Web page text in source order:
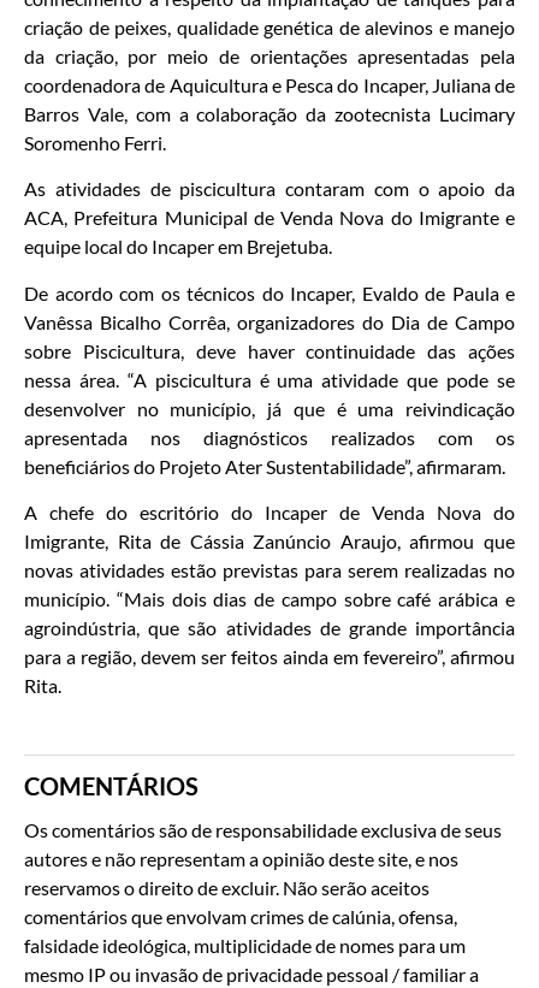
criação de peixes, qualidade genética de alevinos e manejo
da criação, por meio de orientações apresentadas pela
coordenadora de Aquicultura e Pesca do Incaper, Juliana de
Barros Vale, com a colaboração da zootecnista Lucimary
Soromenho Ferri.
As atividades de piscicultura contaram com o apoio da
ACA, Prefeitura Municipal de Venda Nova do Imigrante e
equipe local do Incaper em Brejetuba.
De acordo com os técnicos do Incaper, Evaldo de Paula e
Vanêssa Bicalho Corrêa, organizadores do Dia de Campo
sobre Piscicultura, deve haver continuidade das ações
nessa área. “A piscicultura é uma atividade que pode se
desenvolver no município, já que é uma reivindicação
apresentada nos diagnósticos realizados com os
beneficiários do Projeto Ater Sustentabilidade”, afirmaram.
A chefe do escritório do Incaper de Venda Nova do
Imigrante, Rita de Cássia Zanúncio Araujo, afirmou que
novas atividades estão previstas para serem realizadas no
município. “Mais dois dias de campo sobre café arábica e
agroindústria, que são atividades de grande importância
para a região, devem ser feitos ainda em fevereiro”, afirmou
Rita.
COMENTÁRIOS
Os comentários são de responsabilidade exclusiva de seus
autores e não representam a opinião deste site, e nos
reservamos o direito de excluir. Não serão aceitos
comentários que envolvam crimes de calúnia, ofensa,
falsidade ideológica, multiplicidade de nomes para um
mesmo IP ou invasão de privacidade pessoal / familiar a